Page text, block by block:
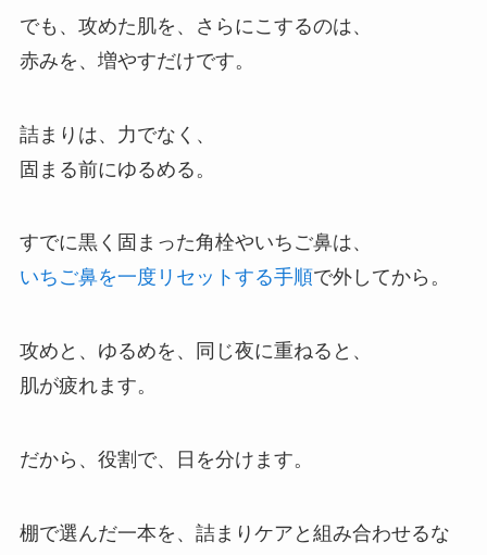
でも、攻めた肌を、さらにこするのは、
赤みを、増やすだけです。
詰まりは、力でなく、
固まる前にゆるめる。
すでに黒く固まった角栓やいちご鼻は、
いちご鼻を一度リセットする手順で外してから。
攻めと、ゆるめを、同じ夜に重ねると、
肌が疲れます。
だから、役割で、日を分けます。
棚で選んだ一本を、詰まりケアと組み合わせるな